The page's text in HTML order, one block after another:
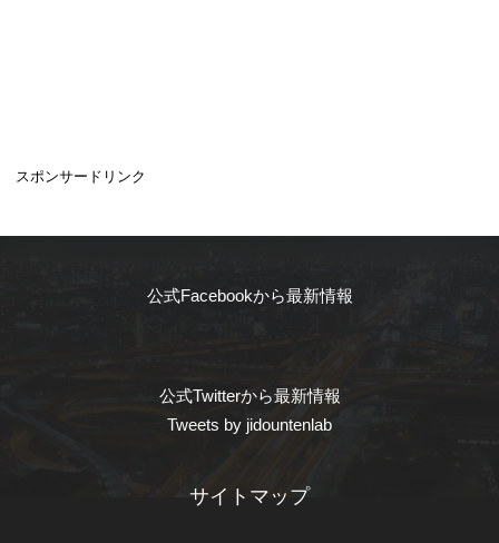
スポンサードリンク
公式Facebookから最新情報
公式Twitterから最新情報
Tweets by jidountenlab
サイトマップ